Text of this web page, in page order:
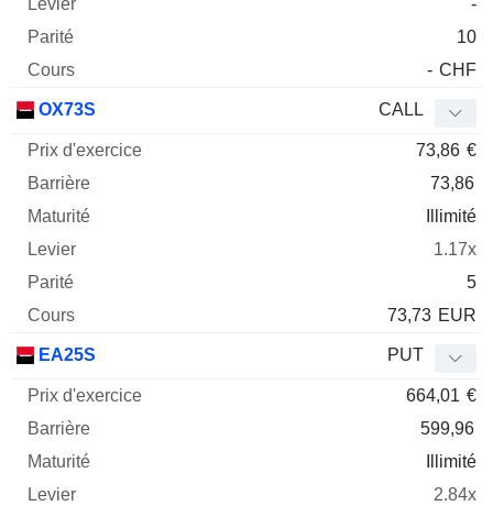
-
10
- CHF
OX73S CALL
73,86 €
73,86
Illimité
1.17x
5
73,73 EUR
EA25S PUT
664,01 €
599,96
Illimité
2.84x